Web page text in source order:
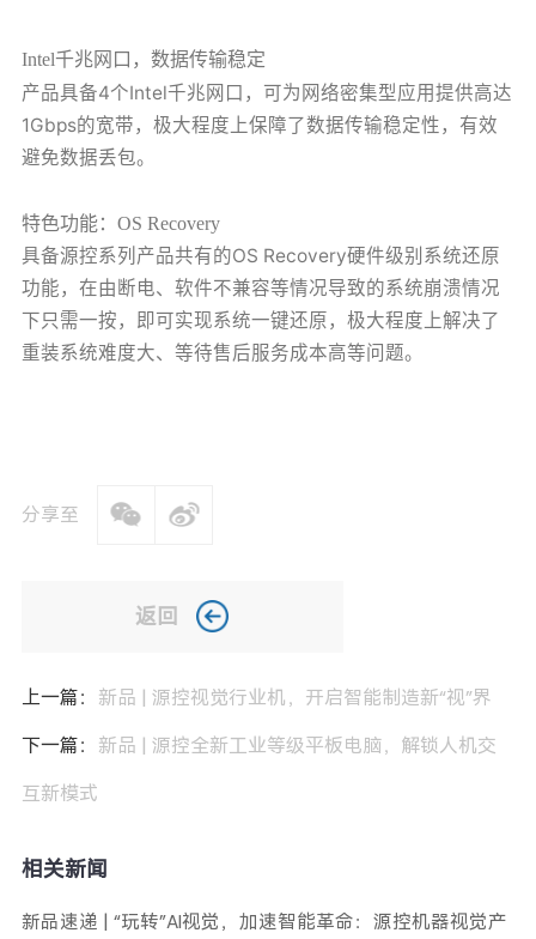
Intel千兆网口，数据传输稳定
产品具备4个Intel千兆网口，可为网络密集型应用提供高达
1Gbps的宽带，极大程度上保障了数据传输稳定性，有效
避免数据丢包。
特色功能：OS Recovery
具备源控系列产品共有的OS Recovery硬件级别系统还原
功能，在由断电、软件不兼容等情况导致的系统崩溃情况
下只需一按，即可实现系统一键还原，极大程度上解决了
重装系统难度大、等待售后服务成本高等问题。
分享至
返回
上一篇： 新品 | 源控视觉行业机，开启智能制造新“视”界
下一篇： 新品 | 源控全新工业等级平板电脑，解锁人机交
互新模式
相关新闻
新品速递 | “玩转”AI视觉，加速智能革命：源控机器视觉产